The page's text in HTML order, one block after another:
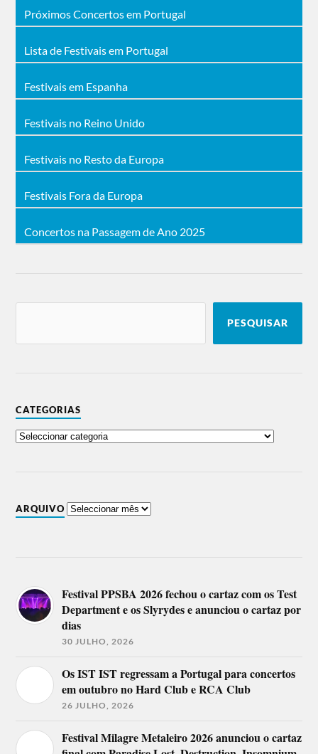
Próximos Concertos em Portugal
Lista de Festivais em Portugal
Festivais em Espanha
Festivais no Reino Unido
Festivais no Resto da Europa
Festivais Fora da Europa
Concertos na Passagem de Ano 2025
PESQUISAR
CATEGORIAS
ARQUIVO
Festival PPSBA 2026 fechou o cartaz com os Test
Department e os Slyrydes e anunciou o cartaz por
dias
30 JULHO, 2026
Os IST IST regressam a Portugal para concertos
em outubro no Hard Club e RCA Club
26 JULHO, 2026
Festival Milagre Metaleiro 2026 anunciou o cartaz